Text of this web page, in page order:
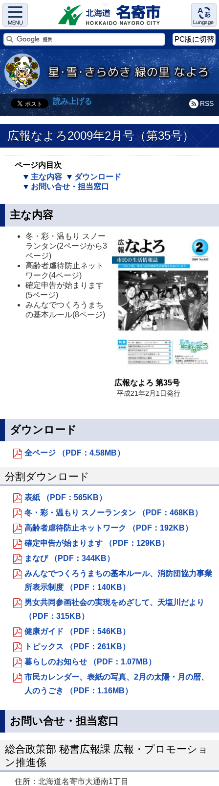
Menu Language
PC版に切替
RSS
読み上げる
広報なよろ2009年2月号（第35号）
ページ内目次
主な内容
ダウンロード
お問い合せ・担当窓口
主な内容
広報なよろ 第35号
平成21年2月1日発行
冬・彩・温もり スノー
ランタン(2ページから3
ページ)
高齢者虐待防止ネット
ワーク(4ページ)
確定申告が始まります
(5ページ)
みんなでつくろうまち
の基本ルール(8ページ)
ダウンロード
全ページ （PDF：4.58MB）
分割ダウンロード
表紙 （PDF：565KB）
冬・彩・温もり スノーランタン （PDF：468KB）
高齢者虐待防止ネットワーク （PDF：192KB）
確定申告が始まります （PDF：129KB）
まなび （PDF：344KB）
みんなでつくろうまちの基本ルール、消防団協力事業
所表示制度 （PDF：140KB）
男女共同参画社会の実現をめざして、天塩川だより
（PDF：315KB）
健康ガイド （PDF：546KB）
トピックス （PDF：261KB）
暮らしのお知らせ （PDF：1.07MB）
市民カレンダー、表紙の写真、2月の太陽・月の暦、
人のうごき （PDF：1.16MB）
お問い合せ・担当窓口
総合政策部 秘書広報課 広報・プロモーショ
ン推進係
住所：北海道名寄市大通南1丁目